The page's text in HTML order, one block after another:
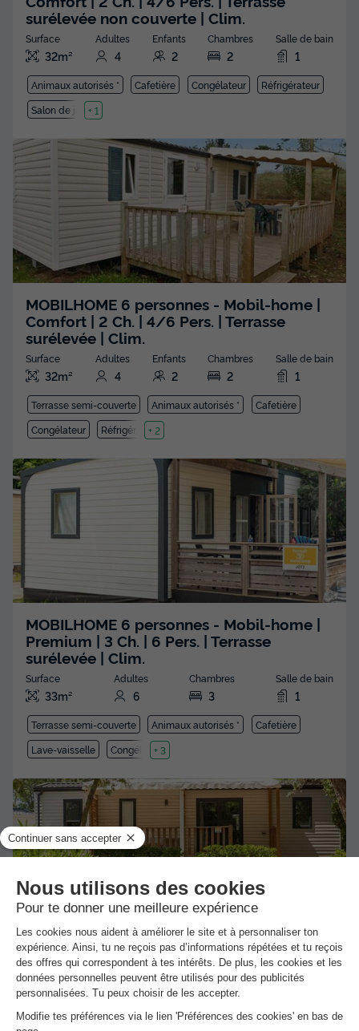
surélevée non couverte | Clim.
Surface
32m²
Adultes
4
Enfants
2
Chambres
2
Salle de bain
1
Animaux autorisés * Cafetière Congélateur
Réfrigérateur
Salon de jardin
+ 1
MOBILHOME 6 personnes - Mobil-home |
Comfort | 2 Ch. | 4/6 Pers. | Terrasse
surélevée | Clim.
Surface
32m²
Adultes
4
Enfants
2
Chambres
2
Salle de bain
1
Terrasse semi-couverte Animaux autorisés *
Cafetière
Congélateur
Réfrigérateur
+ 2
MOBILHOME 6 personnes - Mobil-home |
Premium | 3 Ch. | 6 Pers. | Terrasse
surélevée | Clim.
Surface
33m²
Adultes
6
Chambres
3
Salle de bain
1
Terrasse semi-couverte Animaux autorisés *
Cafetière
Lave-vaisselle
Congélateur
+ 3
MOBILHOME 6 personnes - Mobil-home |
Ultimate | 3 Ch. | 6 Pers. | Terrasse
surélevée | Clim. | TV
Surface
40m²
Adultes
6
Chambres
3 1